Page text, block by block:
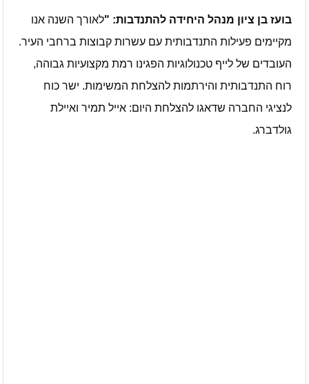
בועז בן ציון מנהל היחידה להתנדבות: "לאורך השנה אנו
מקיימים פעילות התנדבותית עם עשרות קבוצות ברחבי העיר.
העובדים של לייף טכנולוגיות הפגינו רמת מקצועיות גבוהה,
רוח התנדבותית והירתמות להצלחת המשימות. ישר כוח
לנציגי החברה שדאגו להצלחת היום: אייל תמיר ואיילת
גולדברג.